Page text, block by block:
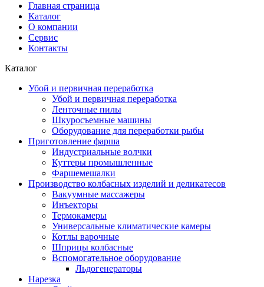
Главная страница
Каталог
О компании
Сервис
Контакты
Каталог
Убой и первичная переработка
Убой и первичная переработка
Ленточные пилы
Шкуросъемные машины
Оборудование для переработки рыбы
Приготовление фарша
Индустриальные волчки
Куттеры промышленные
Фаршемешалки
Производство колбасных изделий и деликатесов
Вакуумные массажеры
Инъекторы
Термокамеры
Универсальные климатические камеры
Котлы варочные
Шприцы колбасные
Вспомогательное оборудование
Льдогенераторы
Нарезка